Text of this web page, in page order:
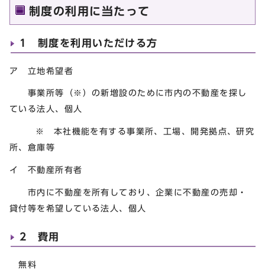
制度の利用に当たって
1 制度を利用いただける方
ア 立地希望者
事業所等（※）の新増設のために市内の不動産を探し
ている法人、個人
※ 本社機能を有する事業所、工場、開発拠点、研究
所、倉庫等
イ 不動産所有者
市内に不動産を所有しており、企業に不動産の売却・
貸付等を希望している法人、個人
2 費用
無料